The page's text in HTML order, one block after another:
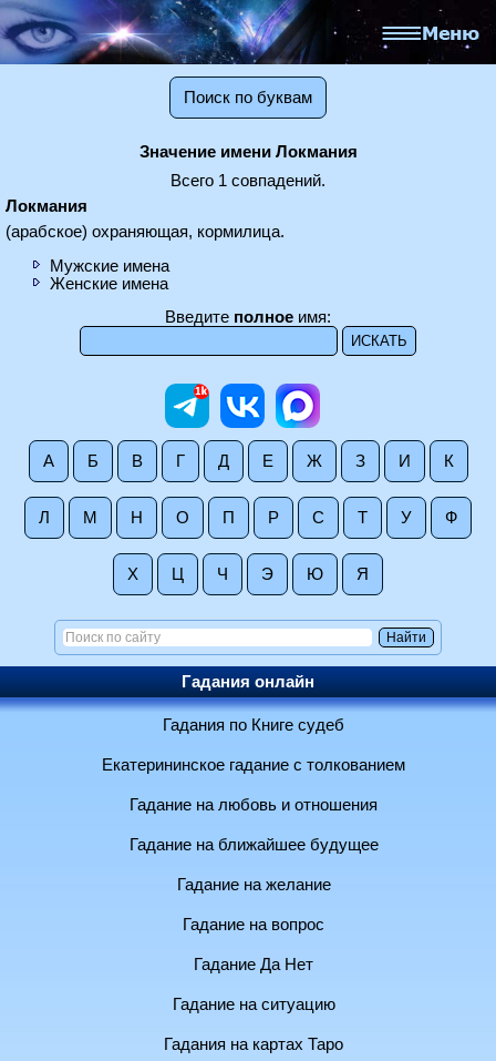
Поиск по буквам
Значение имени Локмания
Всего 1 совпадений.
Локмания
(арабское) охраняющая, кормилица.
Мужские имена
Женские имена
Введите полное имя:
А Б В Г Д Е Ж З И К
Л М Н О П Р С Т У Ф
Х Ц Ч Э Ю Я
Гадания онлайн
Гадания по Книге судеб
Екатерининское гадание с толкованием
Гадание на любовь и отношения
Гадание на ближайшее будущее
Гадание на желание
Гадание на вопрос
Гадание Да Нет
Гадание на ситуацию
Гадания на картах Таро